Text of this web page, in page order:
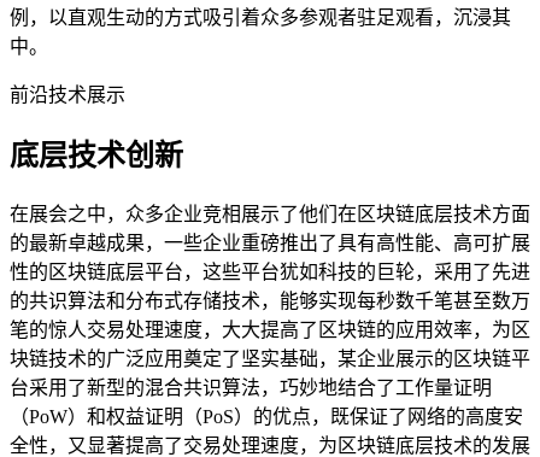
例，以直观生动的方式吸引着众多参观者驻足观看，沉浸其
中。
前沿技术展示
底层技术创新
在展会之中，众多企业竞相展示了他们在区块链底层技术方面
的最新卓越成果，一些企业重磅推出了具有高性能、高可扩展
性的区块链底层平台，这些平台犹如科技的巨轮，采用了先进
的共识算法和分布式存储技术，能够实现每秒数千笔甚至数万
笔的惊人交易处理速度，大大提高了区块链的应用效率，为区
块链技术的广泛应用奠定了坚实基础，某企业展示的区块链平
台采用了新型的混合共识算法，巧妙地结合了工作量证明
（PoW）和权益证明（PoS）的优点，既保证了网络的高度安
全性，又显著提高了交易处理速度，为区块链底层技术的发展